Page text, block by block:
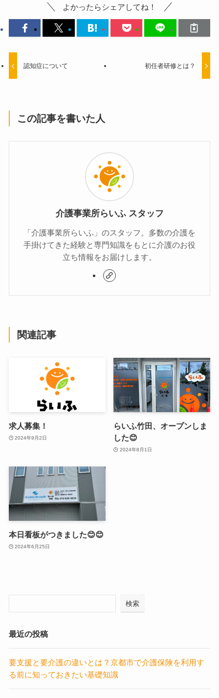
よかったらシェアしてね！
認知症について 初任者研修とは？
この記事を書いた人
介護事業所らいふ スタッフ
「介護事業所らいふ」のスタッフ。多数の介護を
手掛けてきた経験と専門知識をもとに介護のお役
立ち情報をお届けします。
関連記事
求人募集！
2024年9月2日
らいふ竹田、オープンしま
した😊
2024年8月1日
本日看板がつきました😊😊
2024年6月25日
検索
最近の投稿
要支援と要介護の違いとは？京都市で介護保険を利用す
る前に知っておきたい基礎知識